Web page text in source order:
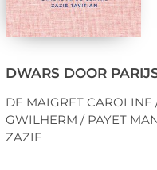
DWARS DOOR
DE MAIGRET CAROLINE
GWILHERM / PAYET
ZAZIE